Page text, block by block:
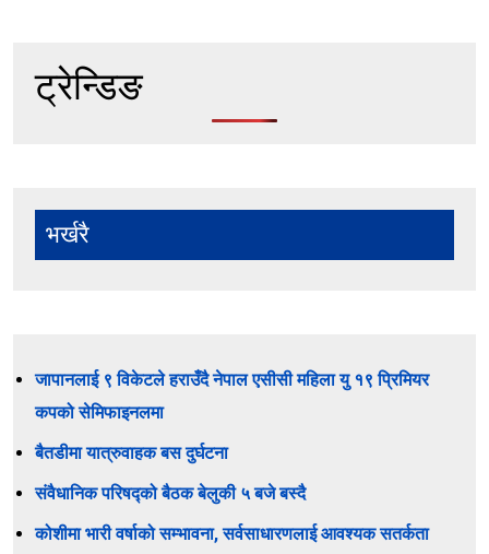
ट्रेन्डिङ
भर्खरै
जापानलाई ९ विकेटले हराउँदै नेपाल एसीसी महिला यु १९ प्रिमियर
कपको सेमिफाइनलमा
बैतडीमा यात्रुवाहक बस दुर्घटना
संवैधानिक परिषद्को बैठक बेलुकी ५ बजे बस्दै
कोशीमा भारी वर्षाको सम्भावना, सर्वसाधारणलाई आवश्यक सतर्कता